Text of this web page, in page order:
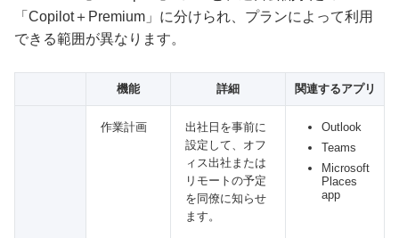
「Copilot＋Premium」に分けられ、プランによって利用
できる範囲が異なります。
機能 詳細 関連するアプリ
作業計画
出社日を事前に
設定して、オフ
ィス出社または
リモートの予定
を同僚に知らせ
ます。
Outlook
Teams
Microsoft
Places
app